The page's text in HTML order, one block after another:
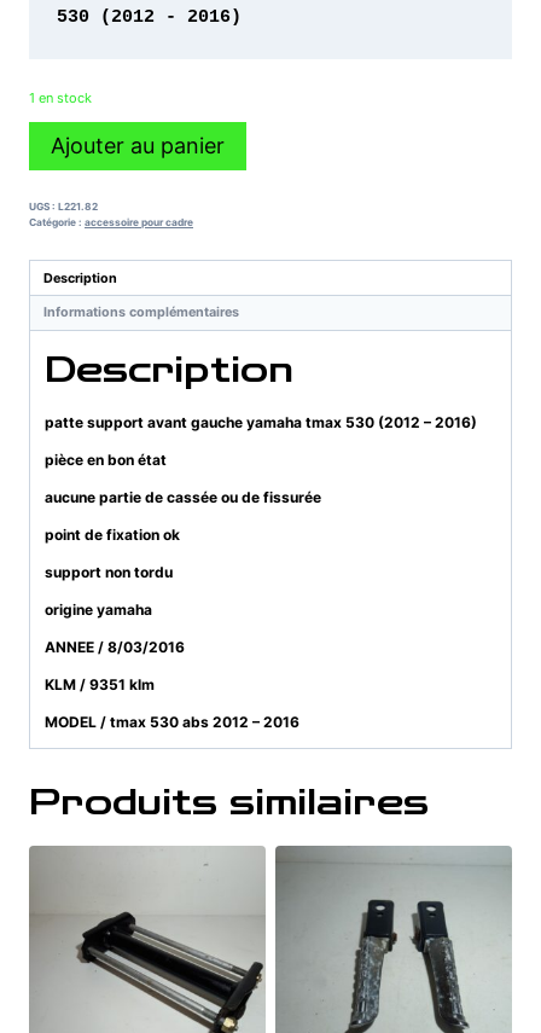
530 (2012 - 2016)
1 en stock
quantité
support
avant
yamaha
tmax
530
2016)
Ajouter au panier
UGS : L221.82
Catégorie : accessoire pour cadre
Description
Informations complémentaires
Description
patte support avant gauche yamaha tmax 530 (2012 – 2016)
pièce en bon état
aucune partie de cassée ou de fissurée
point de fixation ok
support non tordu
origine yamaha
ANNEE / 8/03/2016
KLM / 9351 klm
MODEL / tmax 530 abs 2012 – 2016
Produits similaires